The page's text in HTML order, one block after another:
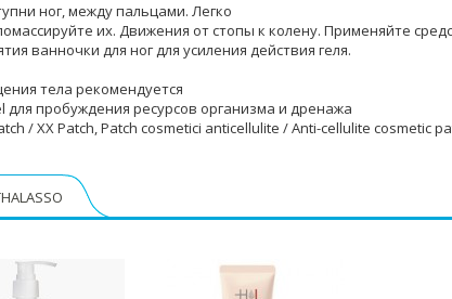
ног, между пальцами. Легко
их. Движения от стопы к колену. Применяйте
ванночки для ног для усиления действия геля.
тела рекомендуется
для пробуждения ресурсов организма и дренажа
/ XX Patch, Patch сosmetici anticellulite / Anti-cellulite cosmetic